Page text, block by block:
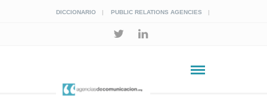
DICCIONARIO PUBLIC RELATIONS AGENCIES